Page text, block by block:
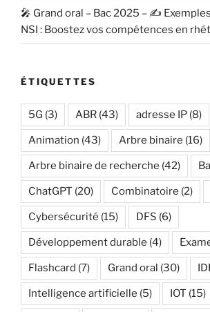
🎤 Grand oral – Bac 2025 – ✍️
NSI : Boostez vos compétences en
ÉTIQUETTES
5G (3) ABR (43) adresse IP (8)
Animation (43) Arbre binaire (16)
Arbre binaire de recherche (42)
ChatGPT (20) Combinatoire (2)
Cybersécurité (15) DFS (6)
Développement durable (4)
Flashcard (7) Grand oral (30)
Intelligence artificielle (5) IOT (15)